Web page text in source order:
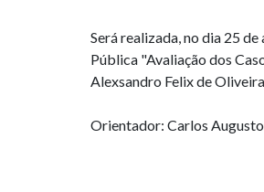
Será realizada, no dia 25
Pública "Avaliação dos
Alexsandro Felix de
Orientador: Carlos